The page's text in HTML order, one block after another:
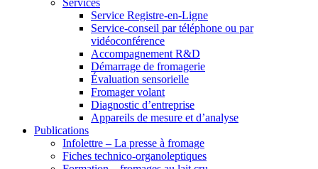
Services
Service Registre-en-Ligne
Service-conseil par téléphone ou par
vidéoconférence
Accompagnement R&D
Démarrage de fromagerie
Évaluation sensorielle
Fromager volant
Diagnostic d’entreprise
Appareils de mesure et d’analyse
Publications
Infolettre – La presse à fromage
Fiches technico-organoleptiques